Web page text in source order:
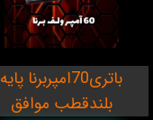
باتری70امپربرنا پایه
بلندقطب موافق